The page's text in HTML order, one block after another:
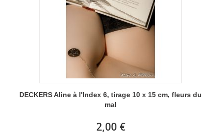
DECKERS Aline à l'Index 6, tirage 10 x 15 cm, fleurs du
mal
2,00 €